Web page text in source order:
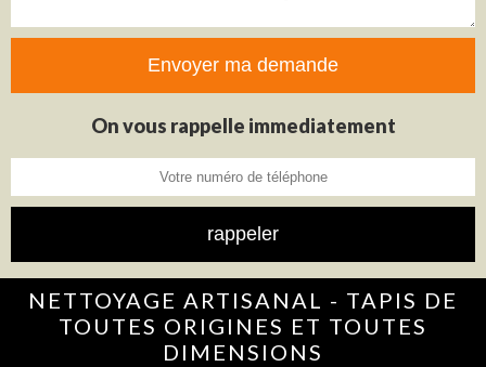
On vous rappelle immediatement
NETTOYAGE ARTISANAL - TAPIS DE
TOUTES ORIGINES ET TOUTES
DIMENSIONS